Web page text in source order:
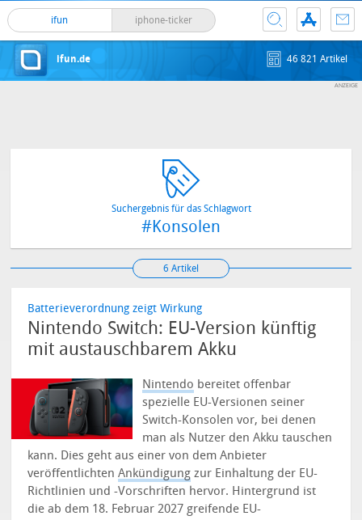
ifun iphone-ticker
ifun.de 46 821 Artikel
Suchergebnis für das Schlagwort
#Konsolen
6 Artikel
Batterieverordnung zeigt Wirkung
Nintendo Switch: EU-Version künftig
mit austauschbarem Akku
Nintendo bereitet offenbar
spezielle EU-Versionen seiner
Switch-Konsolen vor, bei denen
man als Nutzer den Akku tauschen
kann. Dies geht aus einer von dem Anbieter
veröffentlichtenAnkündigung zur Einhaltung der EU-
Richtlinien und -Vorschriften hervor. Hintergrund ist
die ab dem 18. Februar 2027 greifende EU-